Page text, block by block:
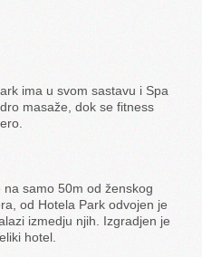
ima u svom sastavu i Spa
masaže, dok se fitness
samo 50m od ženskog
od Hotela Park odvojen je
izmedju njih. Izgradjen je
hotel.